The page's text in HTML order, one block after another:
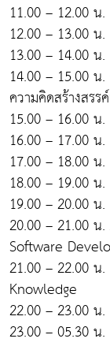
11.00 – 12.00
12.00 – 13.00 น
13.00 – 14.00
14.00 – 15.00
ความคิดสร้างสรร
15.00 – 16.00
16.00 – 17.00
17.00 – 18.00 น
18.00 – 19.00 น
19.00 – 20.00
20.00 – 21.00
Software
21.00 – 22.00
Knowledge
22.00 – 23.00 น
23.00 – 05.30 น